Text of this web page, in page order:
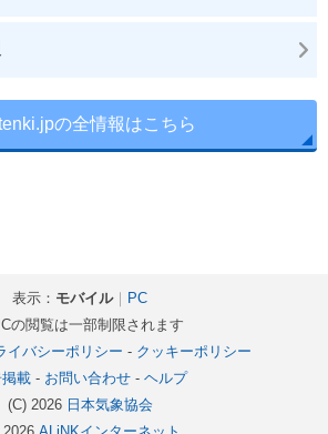
の全情報はこちら
表示： モバイル｜ PC
の閲覧は一部制限されます
イバシーポリシー - クッキーポリシー
載- お問い合わせ- ヘルプ
(C) 2026 日本気象協会